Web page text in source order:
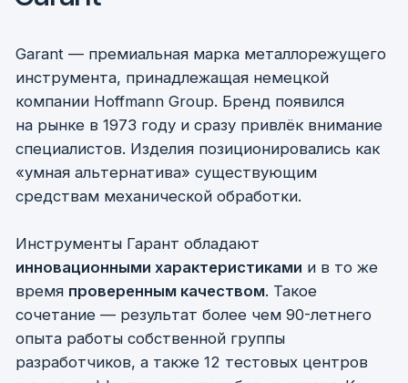
Комбинированный инструмент
Корпусной инструмент с пластинами
Общее машиностроение
Литейные формы и штампы
Авиация и космонавтика
Медицина
Энергетика
Железнодорожный транспорт
Области применения
инструмента: